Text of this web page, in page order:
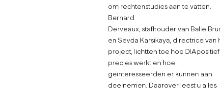
om rechtenstudies aan te vatten.
Bernard
Derveaux, stafhouder van Balie
en Sevda Karsikaya, directrice van
project, lichtten toe hoe DIApositief
precies werkt en hoe
geïnteresseerden er kunnen aan
deelnemen. Daarover leest u alles